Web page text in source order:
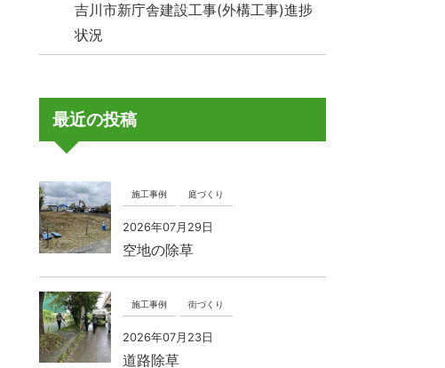
吉川市新庁舎建設工事(外構工事)進捗
状況
最近の投稿
施工事例 庭づくり
2026年07月29日
空地の除草
施工事例 街づくり
2026年07月23日
道路除草